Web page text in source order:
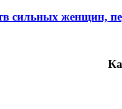
сильных женщин,